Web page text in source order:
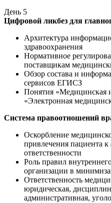
День 5
Цифровой ликбез для
Архитектура
здравоохранения
Нормативное
поставщикам
Обзор состава и
сервисов ЕГИСЗ
Понятия «Медицинская
«Электронная
Система правоотношений
Оскорбление
привлечения пациента
ответственности
Роль правил
организации в
Ответственность
юридическая,
административная,